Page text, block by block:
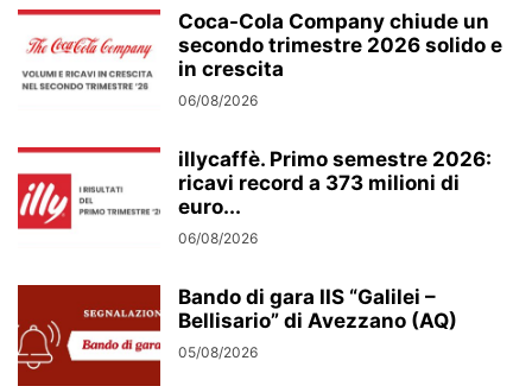
Coca-Cola Company chiude un
secondo trimestre 2026 solido e
in crescita
06/08/2026
illycaffè. Primo semestre 2026:
ricavi record a 373 milioni di
euro...
06/08/2026
Bando di gara IIS “Galilei –
Bellisario” di Avezzano (AQ)
05/08/2026